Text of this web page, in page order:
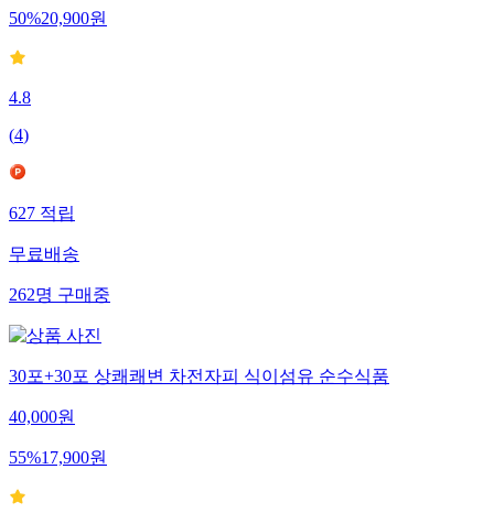
50%20,900원
4.8
(4)
627 적립
무료배송
262명 구매중
30포+30포 상쾌쾌변 차전자피 식이섬유 순수식품
40,000원
55%17,900원